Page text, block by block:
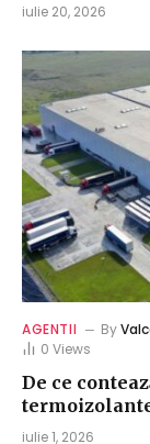
iulie 20, 2026
AGENTII By
0 Views
De ce
iulie 1, 2026